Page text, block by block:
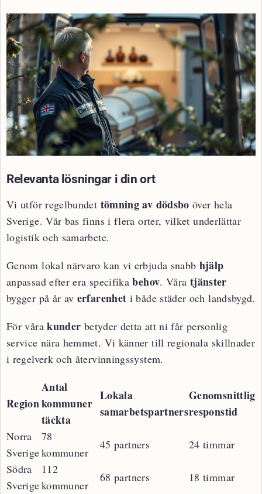
Relevanta lösningar i din ort
Vi utför regelbundet tömning av dödsbo över hela
Sverige. Vår bas finns i flera orter, vilket underlättar
logistik och samarbete.
Genom lokal närvaro kan vi erbjuda snabb hjälp
anpassad efter era specifikabehov. Våra tjänster
bygger på år av erfarenhet i både städer och landsbygd.
För vårakunder betyder detta att ni får personlig
service nära hemmet. Vi känner till regionala skillnader
i regelverk och återvinningssystem.
Region
Antal
kommuner
täckta
Lokala
samarbetspartners
Genomsnittlig
responstid
Norra
Sverige
78
kommuner
45 partners
24 timmar
Södra
Sverige
112
kommuner
68 partners
18 timmar